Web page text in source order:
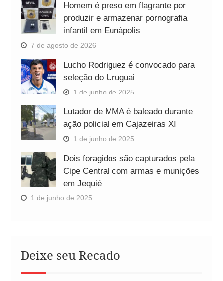
Homem é preso em flagrante por
produzir e armazenar pornografia
infantil em Eunápolis
7 de agosto de 2026
Lucho Rodriguez é convocado para
seleção do Uruguai
1 de junho de 2025
Lutador de MMA é baleado durante
ação policial em Cajazeiras XI
1 de junho de 2025
Dois foragidos são capturados pela
Cipe Central com armas e munições
em Jequié
1 de junho de 2025
Deixe seu Recado